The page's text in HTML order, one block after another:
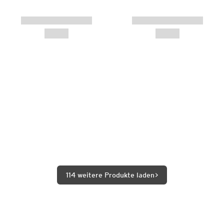
114 weitere Produkte laden